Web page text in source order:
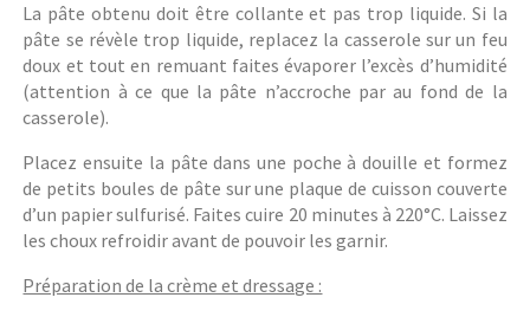
La pâte obtenu doit être collante et pas trop liquide. Si la
pâte se révèle trop liquide, replacez la casserole sur un feu
doux et tout en remuant faites évaporer l’excès d’humidité
(attention à ce que la pâte n’accroche par au fond de la
casserole).
Placez ensuite la pâte dans une poche à douille et formez
de petits boules de pâte sur une plaque de cuisson couverte
d’un papier sulfurisé. Faites cuire 20 minutes à 220°C. Laissez
les choux refroidir avant de pouvoir les garnir.
Préparation de la crème et dressage :